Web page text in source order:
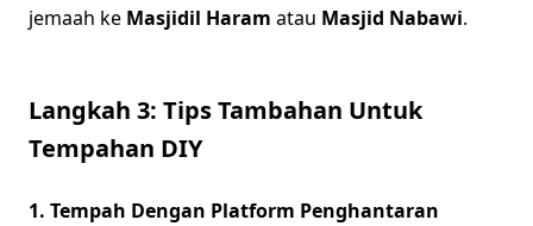
jemaah ke Masjidil Haram atau Masjid Nabawi.
Langkah 3: Tips Tambahan Untuk
Tempahan DIY
1. Tempah Dengan Platform Penghantaran